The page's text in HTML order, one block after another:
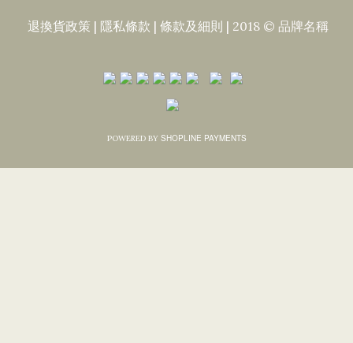
退換貨政策 | 隱私條款 |​ 條款及細則 | 2018 © 品牌名稱
POWERED BY SHOPLINE PAYMENTS